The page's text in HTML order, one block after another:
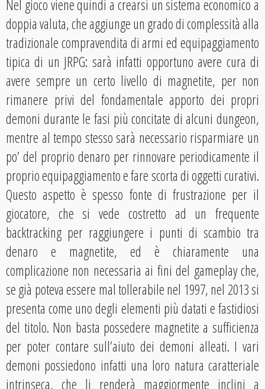
Nel gioco viene quindi a crearsi un sistema economico a
doppia valuta, che aggiunge un grado di complessità alla
tradizionale compravendita di armi ed equipaggiamento
tipica di un JRPG: sarà infatti opportuno avere cura di
avere sempre un certo livello di magnetite, per non
rimanere privi del fondamentale apporto dei propri
demoni durante le fasi più concitate di alcuni dungeon,
mentre al tempo stesso sarà necessario risparmiare un
po’ del proprio denaro per rinnovare periodicamente il
proprio equipaggiamento e fare scorta di oggetti curativi.
Questo aspetto è spesso fonte di frustrazione per il
giocatore, che si vede costretto ad un frequente
backtracking per raggiungere i punti di scambio tra
denaro e magnetite, ed è chiaramente una
complicazione non necessaria ai fini del gameplay che,
se già poteva essere mal tollerabile nel 1997, nel 2013 si
presenta come uno degli elementi più datati e fastidiosi
del titolo. Non basta possedere magnetite a sufficienza
per poter contare sull’aiuto dei demoni alleati. I vari
demoni possiedono infatti una loro natura caratteriale
intrinseca, che li renderà maggiormente inclini a